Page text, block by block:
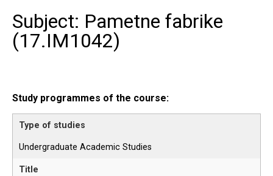
Subject: Pametne fabrike
(17.IM1042)
Study programmes of the course:
Undergraduate Academic Studies